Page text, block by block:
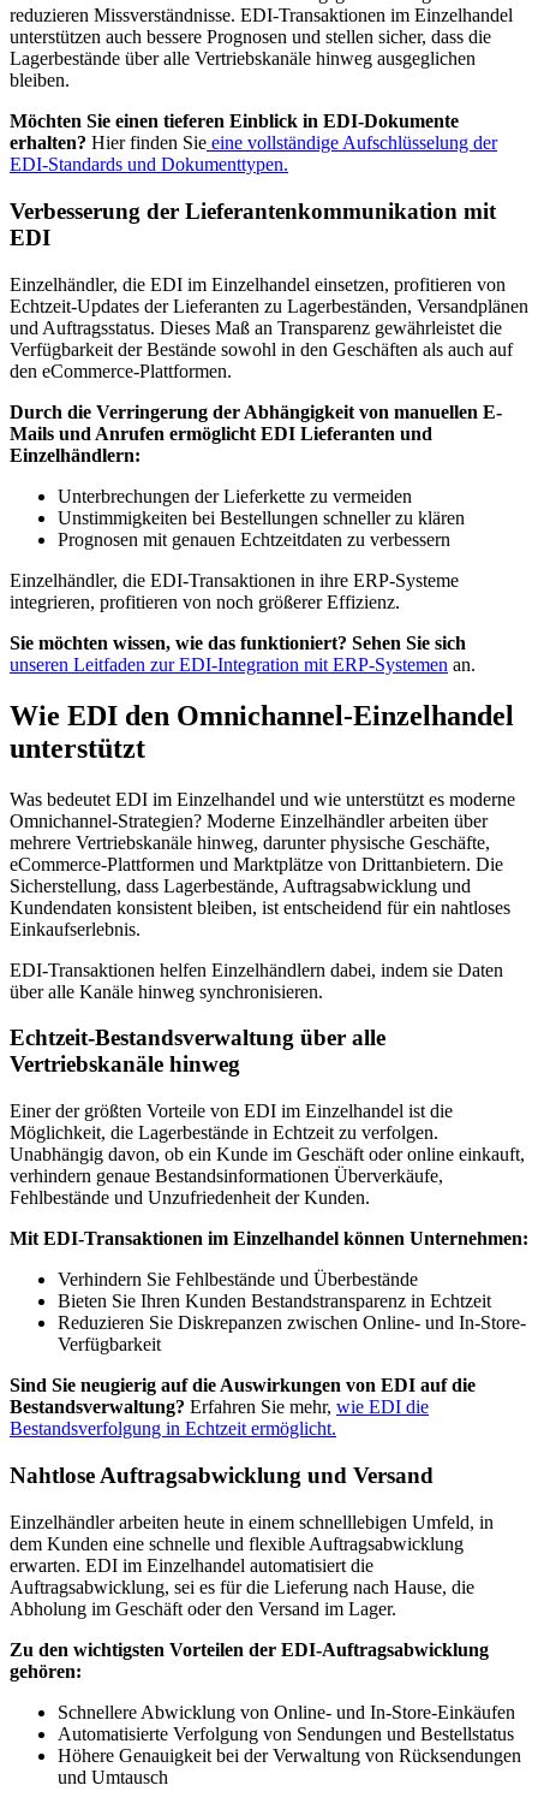
reduzieren Missverständnisse. EDI-Transaktionen im Einzelhandel
unterstützen auch bessere Prognosen und stellen sicher, dass die
Lagerbestände über alle Vertriebskanäle hinweg ausgeglichen
bleiben.
Möchten Sie einen tieferen Einblick in EDI-Dokumente
erhalten? Hier finden Sie eine vollständige Aufschlüsselung der
EDI-Standards und Dokumenttypen.
Verbesserung der Lieferantenkommunikation mit
EDI
Einzelhändler, die EDI im Einzelhandel einsetzen, profitieren von
Echtzeit-Updates der Lieferanten zu Lagerbeständen, Versandplänen
und Auftragsstatus. Dieses Maß an Transparenz gewährleistet die
Verfügbarkeit der Bestände sowohl in den Geschäften als auch auf
den eCommerce-Plattformen.
Durch die Verringerung der Abhängigkeit von manuellen E-
Mails und Anrufen ermöglicht EDI Lieferanten und
Einzelhändlern:
Unterbrechungen der Lieferkette zu vermeiden
Unstimmigkeiten bei Bestellungen schneller zu klären
Prognosen mit genauen Echtzeitdaten zu verbessern
Einzelhändler, die EDI-Transaktionen in ihre ERP-Systeme
integrieren, profitieren von noch größerer Effizienz.
Sie möchten wissen, wie das funktioniert? Sehen Sie sich
unseren Leitfaden zur EDI-Integration mit ERP-Systemen an.
Wie EDI den Omnichannel-Einzelhandel
unterstützt
Was bedeutet EDI im Einzelhandel und wie unterstützt es moderne
Omnichannel-Strategien? Moderne Einzelhändler arbeiten über
mehrere Vertriebskanäle hinweg, darunter physische Geschäfte,
eCommerce-Plattformen und Marktplätze von Drittanbietern. Die
Sicherstellung, dass Lagerbestände, Auftragsabwicklung und
Kundendaten konsistent bleiben, ist entscheidend für ein nahtloses
Einkaufserlebnis.
EDI-Transaktionen helfen Einzelhändlern dabei, indem sie Daten
über alle Kanäle hinweg synchronisieren.
Echtzeit-Bestandsverwaltung über alle
Vertriebskanäle hinweg
Einer der größten Vorteile von EDI im Einzelhandel ist die
Möglichkeit, die Lagerbestände in Echtzeit zu verfolgen.
Unabhängig davon, ob ein Kunde im Geschäft oder online einkauft,
verhindern genaue Bestandsinformationen Überverkäufe,
Fehlbestände und Unzufriedenheit der Kunden.
Mit EDI-Transaktionen im Einzelhandel können Unternehmen:
Verhindern Sie Fehlbestände und Überbestände
Bieten Sie Ihren Kunden Bestandstransparenz in Echtzeit
Reduzieren Sie Diskrepanzen zwischen Online- und In-Store-
Verfügbarkeit
Sind Sie neugierig auf die Auswirkungen von EDI auf die
Bestandsverwaltung? Erfahren Sie mehr, wie EDI die
Bestandsverfolgung in Echtzeit ermöglicht.
Nahtlose Auftragsabwicklung und Versand
Einzelhändler arbeiten heute in einem schnelllebigen Umfeld, in
dem Kunden eine schnelle und flexible Auftragsabwicklung
erwarten. EDI im Einzelhandel automatisiert die
Auftragsabwicklung, sei es für die Lieferung nach Hause, die
Abholung im Geschäft oder den Versand im Lager.
Zu den wichtigsten Vorteilen der EDI-Auftragsabwicklung
gehören:
Schnellere Abwicklung von Online- und In-Store-Einkäufen
Automatisierte Verfolgung von Sendungen und Bestellstatus
Höhere Genauigkeit bei der Verwaltung von Rücksendungen
und Umtausch